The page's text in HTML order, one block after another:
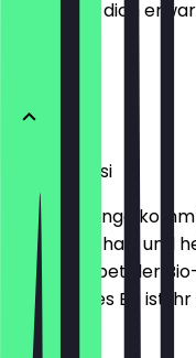
weißt, was dich
Mango Lassi
Unsere Mango
Landwirtschaft und
aus der Lobetaler
Rosa. Dieses Eis ist
2,30 €